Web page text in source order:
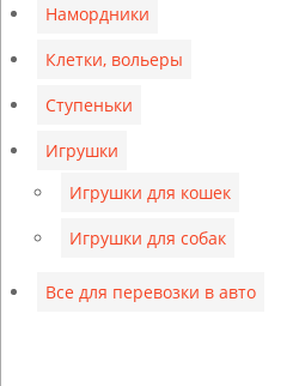
Намордники
Клетки, вольеры
Ступеньки
Игрушки
Игрушки для кошек
Игрушки для собак
Все для перевозки в авто